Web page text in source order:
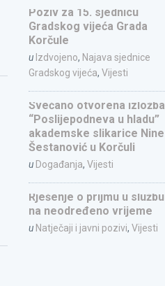
Poziv za 15. sjednicu
Gradskog vijeća Grada
Korčule
u Izdvojeno, Najava sjednice
Gradskog vijeća, Vijesti
Svečano otvorena izložba
“Poslijepodneva u hladu”
akademske slikarice Nine
Šestanović u Korčuli
u Događanja, Vijesti
Rješenje o prijmu u službu
na neodređeno vrijeme
u Natječaji i javni pozivi, Vijesti